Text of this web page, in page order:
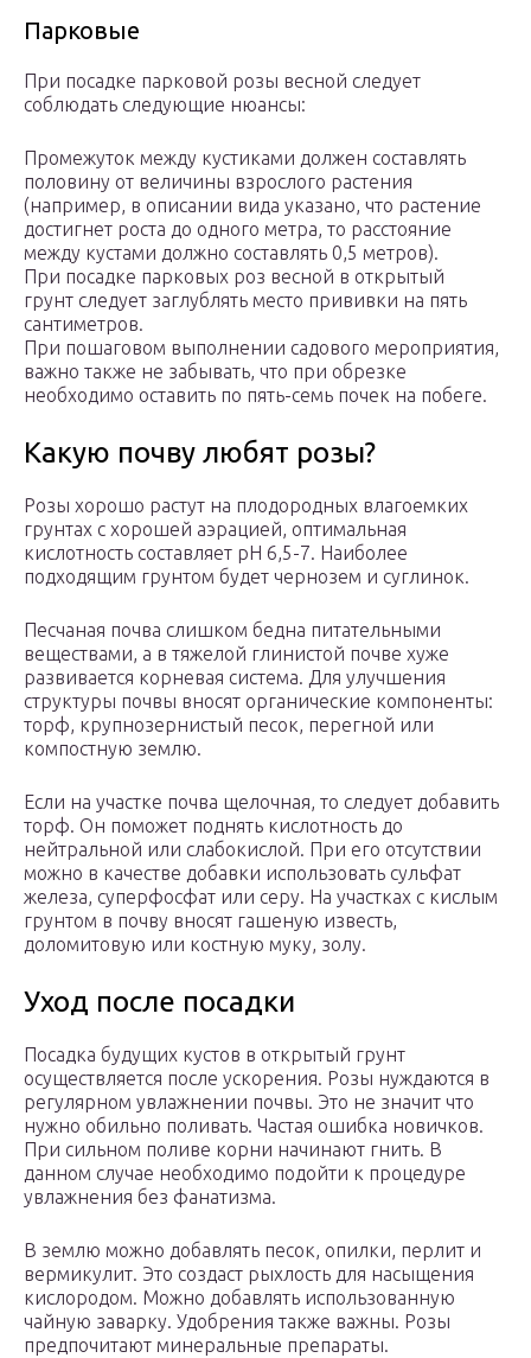
Парковые
При посадке парковой розы весной следует
соблюдать следующие нюансы:
Промежуток между кустиками должен составлять
половину от величины взрослого растения
(например, в описании вида указано, что растение
достигнет роста до одного метра, то расстояние
между кустами должно составлять 0,5 метров).
При посадке парковых роз весной в открытый
грунт следует заглублять место прививки на пять
сантиметров.
При пошаговом выполнении садового мероприятия,
важно также не забывать, что при обрезке
необходимо оставить по пять-семь почек на побеге.
Какую почву любят розы?
Розы хорошо растут на плодородных влагоемких
грунтах с хорошей аэрацией, оптимальная
кислотность составляет рН 6,5-7. Наиболее
подходящим грунтом будет чернозем и суглинок.
Песчаная почва слишком бедна питательными
веществами, а в тяжелой глинистой почве хуже
развивается корневая система. Для улучшения
структуры почвы вносят органические компоненты:
торф, крупнозернистый песок, перегной или
компостную землю.
Если на участке почва щелочная, то следует добавить
торф. Он поможет поднять кислотность до
нейтральной или слабокислой. При его отсутствии
можно в качестве добавки использовать сульфат
железа, суперфосфат или серу. На участках с кислым
грунтом в почву вносят гашеную известь,
доломитовую или костную муку, золу.
Уход после посадки
Посадка будущих кустов в открытый грунт
осуществляется после ускорения. Розы нуждаются в
регулярном увлажнении почвы. Это не значит что
нужно обильно поливать. Частая ошибка новичков.
При сильном поливе корни начинают гнить. В
данном случае необходимо подойти к процедуре
увлажнения без фанатизма.
В землю можно добавлять песок, опилки, перлит и
вермикулит. Это создаст рыхлость для насыщения
кислородом. Можно добавлять использованную
чайную заварку. Удобрения также важны. Розы
предпочитают минеральные препараты.